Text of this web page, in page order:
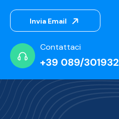
Invia Email
Contattaci
+39 089/301932